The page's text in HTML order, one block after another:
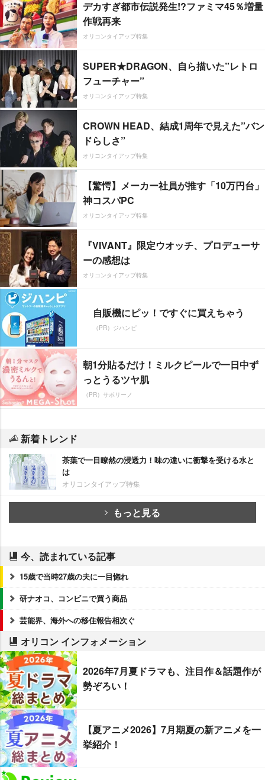
デカすぎ都市伝説発生!?ファミマ45％増量
作戦再来
オリコンタイアップ特集
SUPER★DRAGON、自ら描いた”レトロ
フューチャー”
オリコンタイアップ特集
CROWN HEAD、結成1周年で見えた”バン
ドらしさ”
オリコンタイアップ特集
【驚愕】メーカー社員が推す「10万円台」
神コスパPC
オリコンタイアップ特集
『VIVANT』限定ウオッチ、プロデューサ
ーの感想は
オリコンタイアップ特集
自販機にピッ！ですぐに買えちゃう
（PR）ジハンピ
朝1分貼るだけ！ミルクピールで一日中ず
っとうるツヤ肌
（PR）サボリーノ
新着トレンド
茶葉で一目瞭然の浸透力！味の違いに衝撃を受ける水と
は
オリコンタイアップ特集
もっと見る
今、読まれている記事
15歳で当時27歳の夫に一目惚れ
研ナオコ、コンビニで買う商品
芸能界、海外への移住報告相次ぐ
オリコン インフォメーション
2026年7月夏ドラマも、注目作＆話題作が
勢ぞろい！
【夏アニメ2026】7月期夏の新アニメを一
挙紹介！